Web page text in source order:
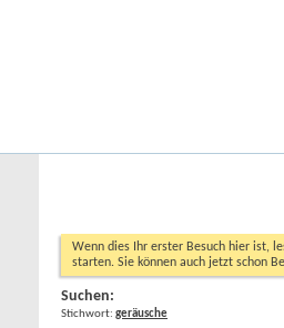
Wenn dies Ihr erster Besuch hier ist,
starten. Sie können auch jetzt schon
Suchen:
Stichwort: geräusche